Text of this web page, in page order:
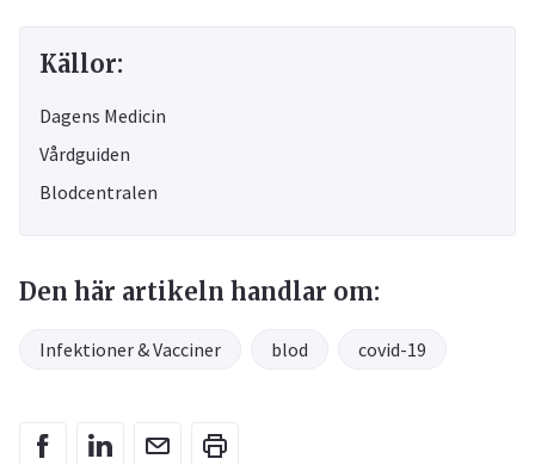
Källor:
Dagens Medicin
Vårdguiden
Blodcentralen
Den här artikeln handlar om:
Infektioner & Vacciner blod covid-19